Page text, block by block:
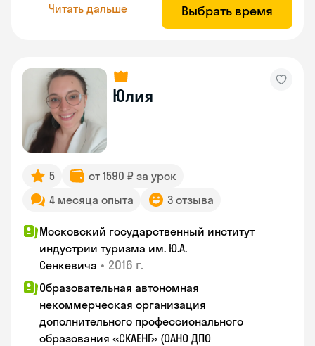
Читать дальше Выбрать время
Юлия
5
от 1590 ₽ за урок
4 месяца опыта
3 отзыва
Московский государственный институт
индустрии туризма им. Ю.А.
Сенкевича • 2016 г.
Образовательная автономная
некоммерческая организация
дополнительного профессионального
образования «СКАЕНГ» (ОАНО ДПО